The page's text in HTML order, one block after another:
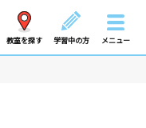
教室を探す 学習中の方 メニュー